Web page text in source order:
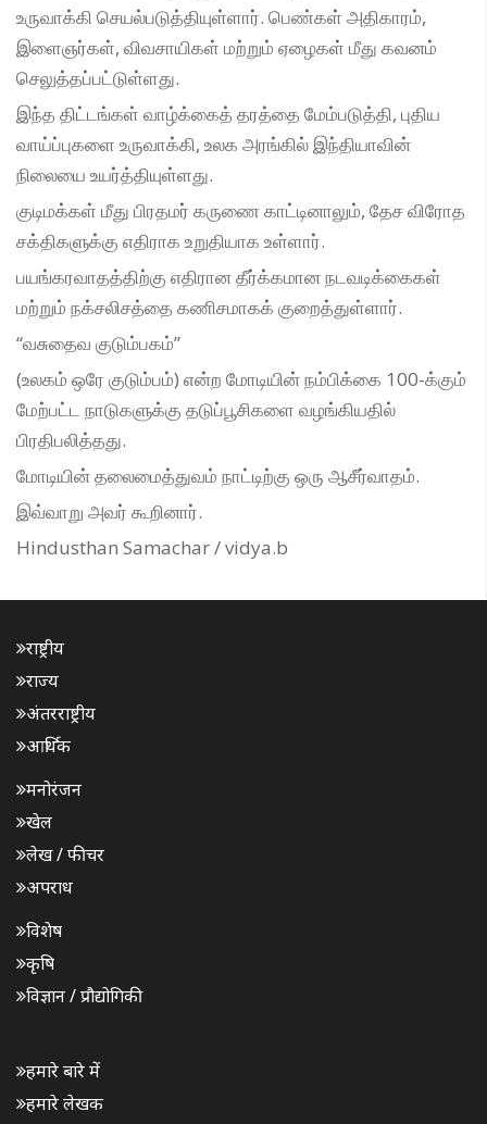
உருவாக்கி செயல்படுத்தியுள்ளார். பெண்கள் அதிகாரம்,
இளைஞர்கள், விவசாயிகள் மற்றும் ஏழைகள் மீது கவனம்
செலுத்தப்பட்டுள்ளது.
இந்த திட்டங்கள் வாழ்க்கைத் தரத்தை மேம்படுத்தி, புதிய
வாய்ப்புகளை உருவாக்கி, உலக அரங்கில் இந்தியாவின்
நிலையை உயர்த்தியுள்ளது.
குடிமக்கள் மீது பிரதமர் கருணை காட்டினாலும், தேச விரோத
சக்திகளுக்கு எதிராக உறுதியாக உள்ளார்.
பயங்கரவாதத்திற்கு எதிரான தீர்க்கமான நடவடிக்கைகள்
மற்றும் நக்சலிசத்தை கணிசமாகக் குறைத்துள்ளார்.
“வசுதைவ குடும்பகம்”
(உலகம் ஒரே குடும்பம்) என்ற மோடியின் நம்பிக்கை 100-க்கும்
மேற்பட்ட நாடுகளுக்கு தடுப்பூசிகளை வழங்கியதில்
பிரதிபலித்தது.
மோடியின் தலைமைத்துவம் நாட்டிற்கு ஒரு ஆசீர்வாதம்.
இவ்வாறு அவர் கூறினார்.
Hindusthan Samachar / vidya.b
राष्ट्रीय
राज्य
अंतरराष्ट्रीय
आर्थिक
मनोरंजन
खेल
लेख / फीचर
अपराध
विशेष
कृषि
विज्ञान / प्रौद्योगिकी
हमारे बारे में
हमारे लेखक